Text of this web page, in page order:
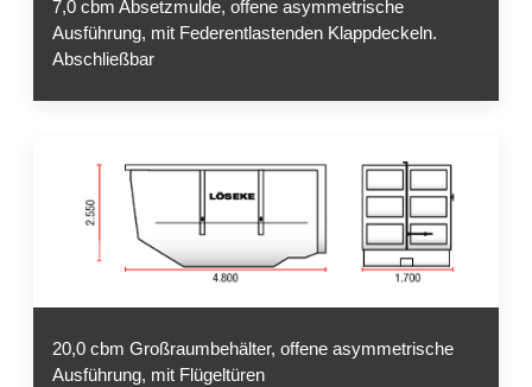
7,0 cbm Absetzmulde, offene asymmetrische
Ausführung, mit Federentlastenden Klappdeckeln.
Abschließbar
20,0 cbm Großraumbehälter, offene asymmetrische
Ausführung, mit Flügeltüren